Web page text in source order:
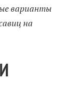
варианты
на